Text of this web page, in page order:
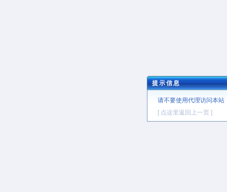
提示信息
请不要使用代理访问本站
[ 点这里返回上一页 ]